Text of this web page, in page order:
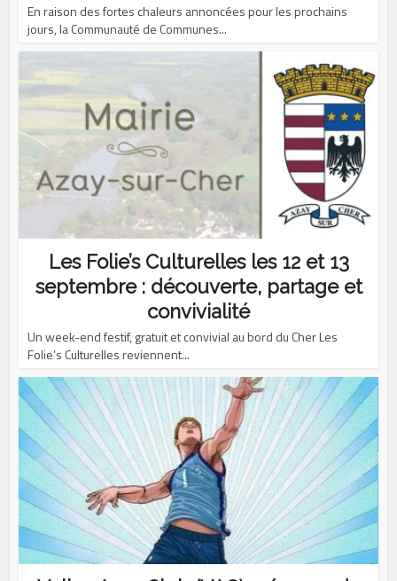
En raison des fortes chaleurs annoncées pour les prochains
jours, la Communauté de Communes...
Les Folie’s Culturelles les 12 et 13
septembre : découverte, partage et
convivialité
Un week-end festif, gratuit et convivial au bord du Cher Les
Folie’s Culturelles reviennent...